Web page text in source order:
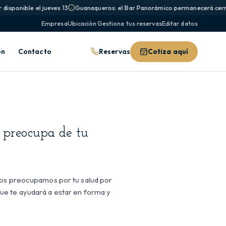
el jueves 13
Guanaqueros: el Bar Panorámico permanecerá
EmpresaUbicación·Gestiona tus reservasEditar datos
Contacto Reservas Cotiza aquí
preocupa de tu
preocupamos por tu salud por
te ayudará a estar en forma y